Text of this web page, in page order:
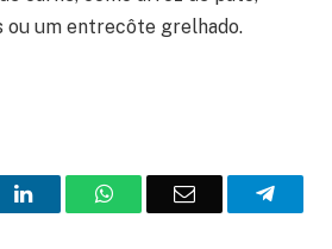
ou um entrecôte grelhado.
O
WhatsAppE-